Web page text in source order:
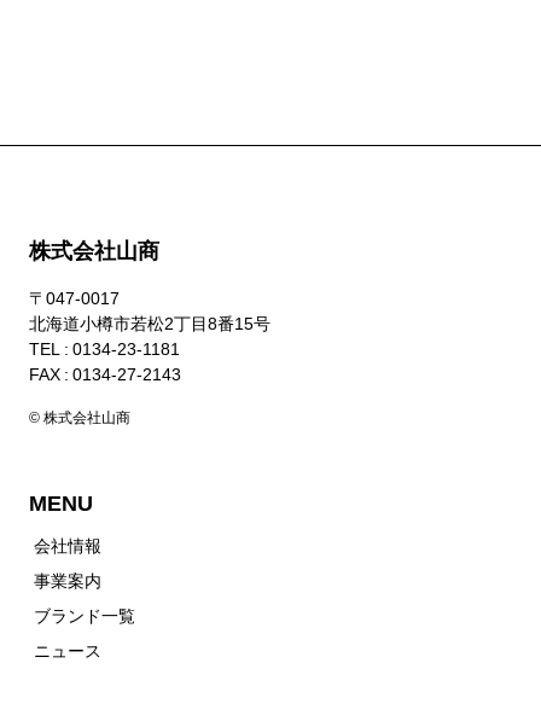
株式会社山商
〒047-0017
北海道小樽市若松2丁目8番15号
TEL : 0134-23-1181
FAX : 0134-27-2143
© 株式会社山商
MENU
会社情報
事業案内
ブランド一覧
ニュース